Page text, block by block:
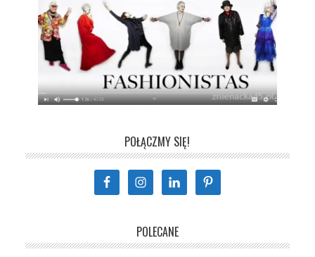
POŁĄCZMY SIĘ!
POLECANE